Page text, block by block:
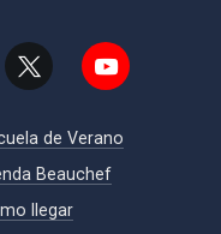
de Verano
Beauchef
llegar